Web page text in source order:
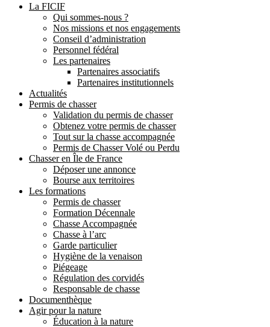
La FICIF
Qui sommes-nous ?
Nos missions et nos engagements
Conseil d’administration
Personnel fédéral
Les partenaires
Partenaires associatifs
Partenaires institutionnels
Actualités
Permis de chasser
Validation du permis de chasser
Obtenez votre permis de chasser
Tout sur la chasse accompagnée
Permis de Chasser Volé ou Perdu
Chasser en Île de France
Déposer une annonce
Bourse aux territoires
Les formations
Permis de chasser
Formation Décennale
Chasse Accompagnée
Chasse à l’arc
Garde particulier
Hygiène de la venaison
Piégeage
Régulation des corvidés
Responsable de chasse
Documenthèque
Agir pour la nature
Éducation à la nature